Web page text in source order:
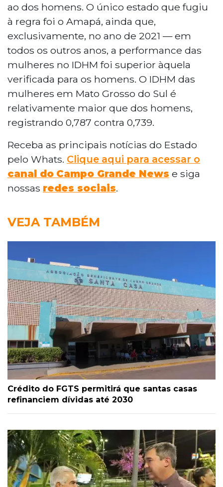
ao dos homens. O único estado que fugiu
à regra foi o Amapá, ainda que,
exclusivamente, no ano de 2021 — em
todos os outros anos, a performance das
mulheres no IDHM foi superior àquela
verificada para os homens. O IDHM das
mulheres em Mato Grosso do Sul é
relativamente maior que dos homens,
registrando 0,787 contra 0,739.
Receba as principais notícias do Estado
pelo Whats. Clique aqui para acessar o
canal do Campo Grande News e siga
nossas redes sociais.
VEJA TAMBÉM
Crédito do FGTS permitirá que santas casas
refinanciem dívidas até 2030